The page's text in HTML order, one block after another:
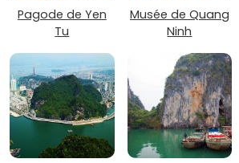
Pagode de Yen
Tu
Musée de Quang
Ninh